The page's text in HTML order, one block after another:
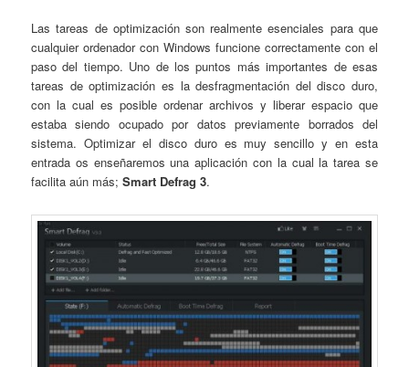
Las tareas de optimización son realmente esenciales para que
cualquier ordenador con Windows funcione correctamente con el
paso del tiempo. Uno de los puntos más importantes de esas
tareas de optimización es la desfragmentación del disco duro,
con la cual es posible ordenar archivos y liberar espacio que
estaba siendo ocupado por datos previamente borrados del
sistema. Optimizar el disco duro es muy sencillo y en esta
entrada os enseñaremos una aplicación con la cual la tarea se
facilita aún más;Smart Defrag 3.